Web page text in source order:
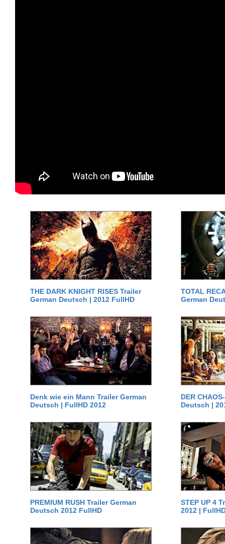
THE DARK KNIGHT RISES Trailer
German Deutsch | 2012 FullHD
TOTAL
German
Denk wie ein Mann Trailer German
Deutsch | FullHD 2012
DER
Deutsch |
PREMIUM RUSH Trailer German
Deutsch 2012 FullHD
STEP UP 4
2012 |